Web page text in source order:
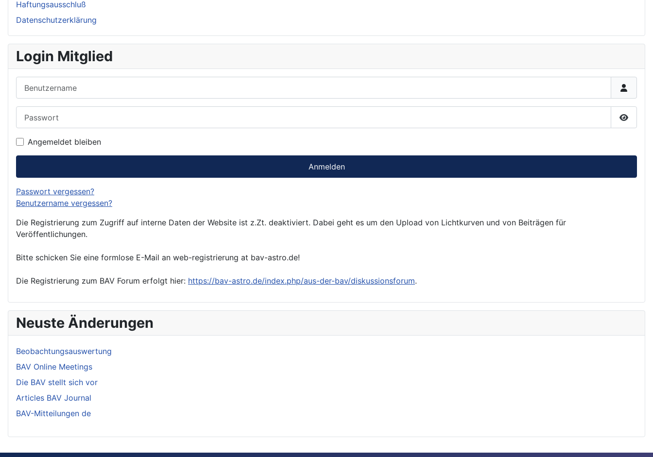
Haftungsausschluß
Datenschutzerklärung
Login Mitglied
Angemeldet bleiben
Anmelden
Passwort vergessen?
Benutzername vergessen?
Die Registrierung zum Zugriff auf interne Daten der Website ist z.Zt. deaktiviert. Dabei geht es um den Upload von Lichtkurven und von Beiträgen für
Veröffentlichungen.
Bitte schicken Sie eine formlose E-Mail an web-registrierung at bav-astro.de!
Die Registrierung zum BAV Forum erfolgt hier: https://bav-astro.de/index.php/aus-der-bav/diskussionsforum.
Neuste Änderungen
Beobachtungsauswertung
BAV Online Meetings
Die BAV stellt sich vor
Articles BAV Journal
BAV-Mitteilungen de